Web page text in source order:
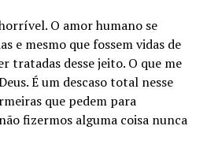
O amor humano se
e mesmo que fossem vidas de
tratadas desse jeito. O que me
É um descaso total nesse
que pedem para
fizermos alguma coisa nunca